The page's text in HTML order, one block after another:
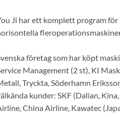
Ji har ett komplett program
företag som har köpt
Management (2 st), KI
Tryckta, Söderhamn
kunder: SKF (Dalian,
China Airline, Kawatec